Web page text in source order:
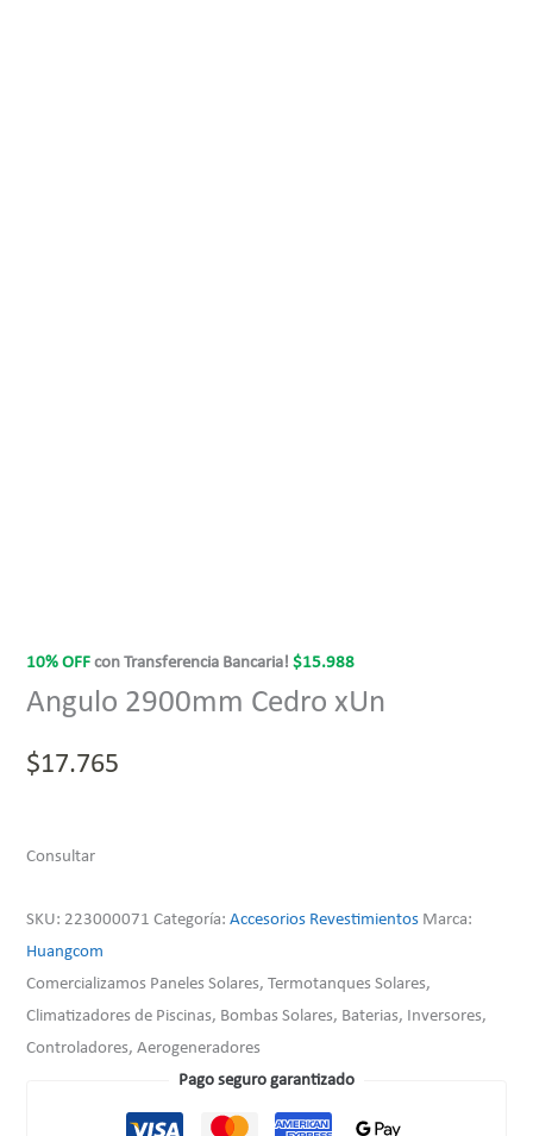
10% OFF con Transferencia Bancaria!$15.988
Angulo 2900mm Cedro xUn
$17.765
Consultar
SKU: 223000071 Categoría:Accesorios Revestimientos Marca:
Huangcom
Comercializamos Paneles Solares, Termotanques Solares,
Climatizadores de Piscinas, Bombas Solares, Baterias, Inversores,
Controladores, Aerogeneradores
Pago seguro garantizado